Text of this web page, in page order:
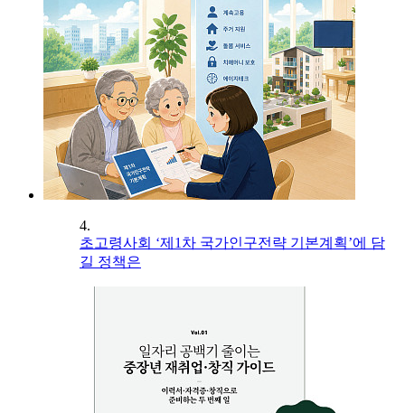
4.
초고령사회 ‘제1차 국가인구전략 기본계획’에 담
길 정책은